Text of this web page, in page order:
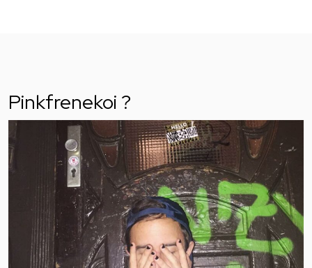
Pinkfrenekoi ?